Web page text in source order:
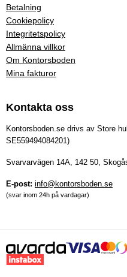
Betalning
Cookiepolicy
Integritetspolicy
Allmänna villkor
Om Kontorsboden
Mina fakturor
Kontakta oss
Kontorsboden.se drivs av Store
SE559494084201)
Svarvarvägen 14A, 142 50,
E-post: info@kontorsboden.se
(svar inom 24h på vardagar)